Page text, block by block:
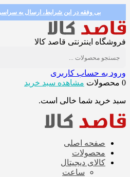
بی وفقه در این شرایط، ارسال به
فروشگاه اینترنتی قاصد کالا
ورود به حساب کاربری
0 محصولات
مشاهده سبد خرید
سبد خرید شما خالی است.
صفحه اصلی
محصولات
کالای دیجیتال
ساعت